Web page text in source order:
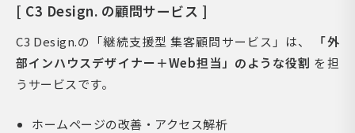
[ C3 Design. の顧問サービス ]
C3 Design.の「継続支援型 集客顧問サービス」は、
「外
部インハウスデザイナー＋Web担当」のような役割 を担
うサービスです。
ホームページの改善・アクセス解析